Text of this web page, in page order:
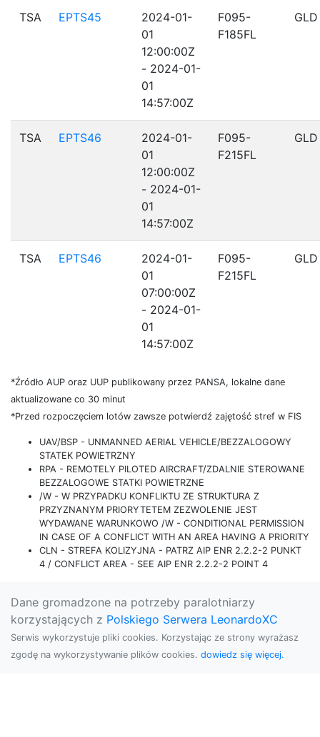
TSA EPTS45
2024-01-
01
12:00:00Z
- 2024-01-
01
14:57:00Z
F095-
F185FL
GLD
TSA EPTS46
2024-01-
01
12:00:00Z
- 2024-01-
01
14:57:00Z
F095-
F215FL
GLD
TSA EPTS46
2024-01-
01
07:00:00Z
- 2024-01-
01
14:57:00Z
F095-
F215FL
GLD
*Źródło AUP oraz UUP publikowany przez PANSA, lokalne dane
aktualizowane co 30 minut
*Przed rozpoczęciem lotów zawsze potwierdź zajętość stref w FIS
UAV/BSP - UNMANNED AERIAL VEHICLE/BEZZALOGOWY
STATEK POWIETRZNY
RPA - REMOTELY PILOTED AIRCRAFT/ZDALNIE STEROWANE
BEZZALOGOWE STATKI POWIETRZNE
/W - W PRZYPADKU KONFLIKTU ZE STRUKTURA Z
PRZYZNANYM PRIORYTETEM ZEZWOLENIE JEST
WYDAWANE WARUNKOWO /W - CONDITIONAL PERMISSION
IN CASE OF A CONFLICT WITH AN AREA HAVING A PRIORITY
CLN - STREFA KOLIZYJNA - PATRZ AIP ENR 2.2.2-2 PUNKT
4 / CONFLICT AREA - SEE AIP ENR 2.2.2-2 POINT 4
Dane gromadzone na potrzeby paralotniarzy
korzystających z Polskiego Serwera LeonardoXC
Serwis wykorzystuje pliki cookies. Korzystając ze strony wyrażasz
zgodę na wykorzystywanie plików cookies. dowiedz się więcej.